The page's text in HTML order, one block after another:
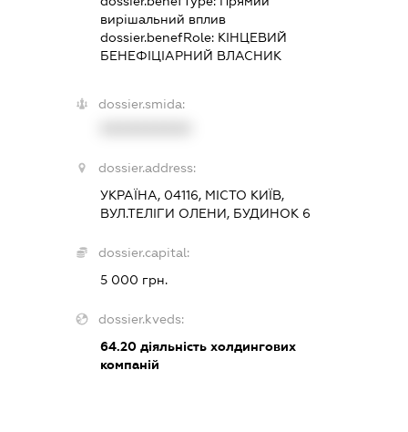
вирішальний вплив
dossier.benefRole: КІНЦЕВИЙ
БЕНЕФІЦІАРНИЙ ВЛАСНИК
dossier.smida:
dossier.address:
УКРАЇНА, 04116, МІСТО КИЇВ,
ВУЛ.ТЕЛІГИ ОЛЕНИ, БУДИНОК 6
dossier.capital:
5 000 грн.
dossier.kveds:
64.20діяльність холдингових
компаній